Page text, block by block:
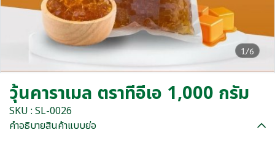
1/6
วุ้นคาราเมล ตราทีอีเอ 1,000 กรัม
SKU : SL-0026
คำอธิบายสินค้าแบบย่อ